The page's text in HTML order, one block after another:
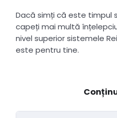
Dacă simți că este timpul
capeți mai multă
nivel superior sistemele
este pentru tine.